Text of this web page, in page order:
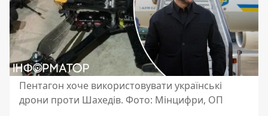
Пентагон хоче використовувати українські
дрони проти Шахедів. Фото: Мінцифри, ОП